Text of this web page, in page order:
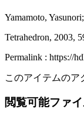
Yamamoto,
Tetrahedron, 2003,
Permalink : https://
このアイテムのア
閲覧可能ファ